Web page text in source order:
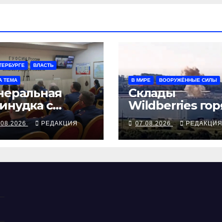
ВЛАСТЬ
ТЕМА
с
РЕДАКЦИЯ
В МИРЕ ВООРУЖЁННЫЕ СИЛЫ
Склады
Wildberries
на Урале, сенат
принимает по
Грэму закон
07.08.2026 РЕДАКЦИЯ